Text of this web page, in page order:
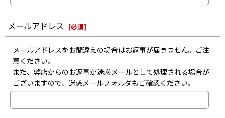
メールアドレス [必須]
メールアドレスをお間違えの場合はお返事が届きません。ご注
意ください。
また、弊店からのお返事が迷惑メールとして処理される場合が
ございますので、迷惑メールフォルダもご確認ください。